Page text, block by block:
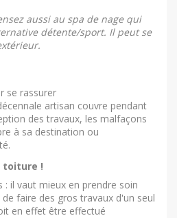
aussi au spa de nage qui
détente/sport. Il peut se
se rassurer
artisan couvre pendant
des travaux, les malfaçons
à sa destination ou
toiture !
il vaut mieux en prendre soin
faire des gros travaux d'un seul
en effet être effectué